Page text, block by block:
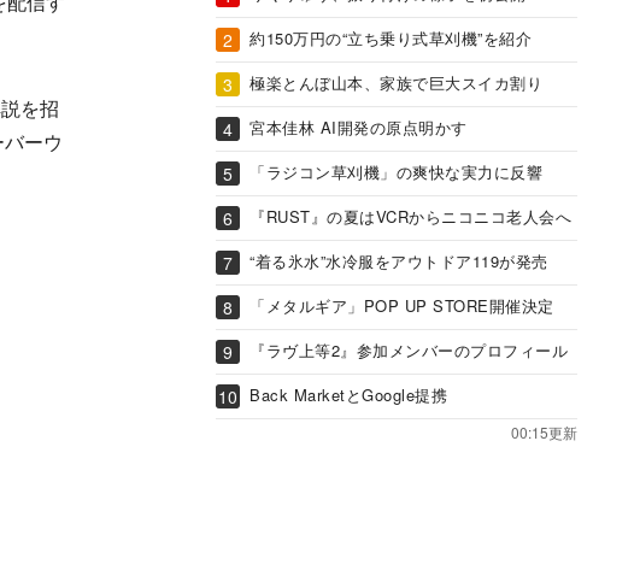
を招
ーウ
約150万円の“立ち乗り式草刈機”を紹介
極楽とんぼ山本、家族で巨大スイカ割り
宮本佳林 AI開発の原点明かす
「ラジコン草刈機」の爽快な実力に反響
『RUST』の夏はVCRからニコニコ老人会へ
“着る氷水”水冷服をアウトドア119が発売
「メタルギア」POP UP STORE開催決定
『ラヴ上等2』参加メンバーのプロフィール
Back MarketとGoogle提携
00:15更新